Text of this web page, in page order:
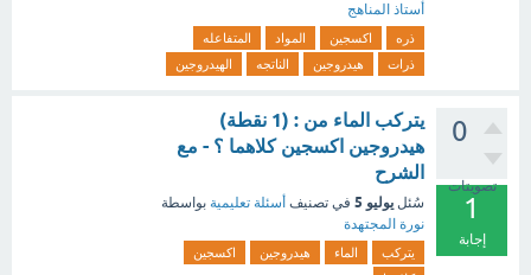
أستاذ المناهج
ذره اكسجين المواد
المتفاعله
ذرات
هيدروجين الناتجه الهيدروجين
0
تصويتات
1
إجابة
يتركب الماء من : (1 نقطة)
هيدروجين اكسجين كلاهما ؟ - مع
الشرح
سُئل يوليو 5 في تصنيف أسئلة تعليمية بواسطة
نورة المجتهدة
يتركب الماء هيدروجين
اكسجين